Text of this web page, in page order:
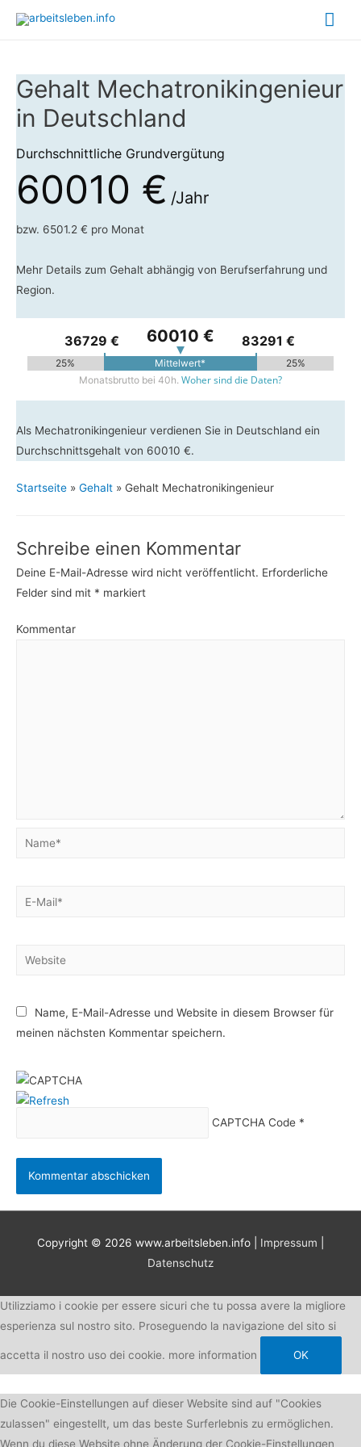
Gehalt Mechatronikingenieur
in Deutschland
Durchschnittliche Grundvergütung
60010 € /Jahr
bzw. 6501.2 € pro Monat
Mehr Details zum Gehalt abhängig von Berufserfahrung und
Region.
36729 € 60010 € 83291 €
25% Mittelwert*
25%
Monatsbrutto bei 40h. Woher sind die Daten?
Als Mechatronikingenieur verdienen Sie in Deutschland ein
Durchschnittsgehalt von 60010 €.
Startseite » Gehalt » Gehalt Mechatronikingenieur
Schreibe einen Kommentar
Deine E-Mail-Adresse wird nicht veröffentlicht. Erforderliche
Felder sind mit * markiert
Kommentar
Name*
E-
Website
Name, E-Mail-Adresse und Website in diesem Browser für
meinen nächsten Kommentar speichern.
CAPTCHA Code*
Copyright © 2026 www.arbeitsleben.info Impressum
Datenschutz
Utilizziamo i cookie per essere sicuri che tu possa avere la migliore
esperienza sul nostro sito. Proseguendo la navigazione del sito si
accetta il nostro uso dei cookie. more information OK
Die Cookie-Einstellungen auf dieser Website sind auf "Cookies
zulassen" eingestellt, um das beste Surferlebnis zu ermöglichen.
Wenn du diese Website ohne Änderung der Cookie-Einstellungen